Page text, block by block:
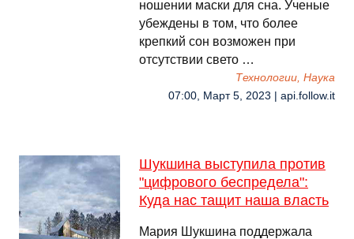
ношении маски для сна. Ученые
убеждены в том, что более
крепкий сон возможен при
отсутствии свето …
Технологии, Наука
07:00, Март 5, 2023 | api.follow.it
Шукшина выступила против
"цифрового беспредела":
Куда нас тащит наша власть
Мария Шукшина поддержала